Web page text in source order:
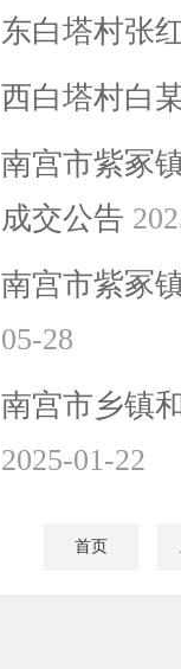
东白塔村张
西白塔村白
南宫市紫冢
成交公告
南宫市紫冢
05-28
南宫市乡镇
2025-01-22
首页